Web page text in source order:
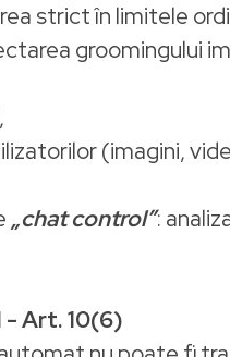
strict în limitele
groomingului
(imagini,
„chat control”:
Art. 10(6)